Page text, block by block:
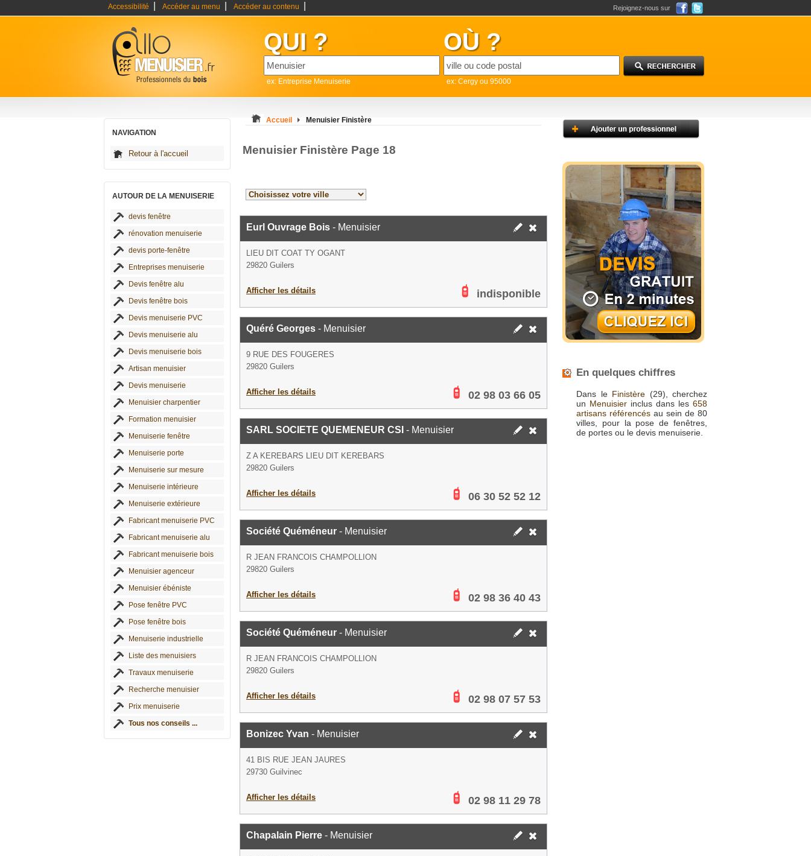
Accessibilité Accéder au menu Accéder au contenu Rejoignez-nous sur
QUI ?
ex: Entreprise Menuiserie
OÙ ?
ex: Cergy ou 95000
NAVIGATION
Retour à l'accueil
AUTOUR DE LA MENUISERIE
devis fenêtre
rénovation menuiserie
devis porte-fenêtre
Entreprises menuiserie
Devis fenêtre alu
Devis fenêtre bois
Devis menuiserie PVC
Devis menuiserie alu
Devis menuiserie bois
Artisan menuisier
Devis menuiserie
Menuisier charpentier
Formation menuisier
Menuiserie fenêtre
Menuiserie porte
Menuiserie sur mesure
Menuiserie intérieure
Menuiserie extérieure
Fabricant menuiserie PVC
Fabricant menuiserie alu
Fabricant menuiserie bois
Menuisier agenceur
Menuisier ébéniste
Pose fenêtre PVC
Pose fenêtre bois
Menuiserie industrielle
Liste des menuisiers
Travaux menuiserie
Recherche menuisier
Prix menuiserie
Tous nos conseils ...
Accueil Menuisier Finistère
Menuisier Finistère Page 18
Eurl Ouvrage Bois - Menuisier
LIEU DIT COAT TY OGANT
29820 Guilers
Afficher les détails indisponible
Quéré Georges - Menuisier
9 RUE DES FOUGERES
29820 Guilers
Afficher les détails 02 98 03 66 05
SARL SOCIETE QUEMENEUR CSI - Menuisier
Z A KEREBARS LIEU DIT KEREBARS
29820 Guilers
Afficher les détails 06 30 52 52 12
Société Quéméneur - Menuisier
R JEAN FRANCOIS CHAMPOLLION
29820 Guilers
Afficher les détails 02 98 36 40 43
Société Quéméneur - Menuisier
R JEAN FRANCOIS CHAMPOLLION
29820 Guilers
Afficher les détails 02 98 07 57 53
Bonizec Yvan - Menuisier
41 BIS RUE JEAN JAURES
29730 Guilvinec
Afficher les détails 02 98 11 29 78
Chapalain Pierre - Menuisier
En quelques chiffres
Dans le Finistère (29), cherchez
un Menuisier inclus dans les 658
artisans référencés au sein de 80
villes, pour la pose de fenêtres,
de portes ou le devis menuiserie.